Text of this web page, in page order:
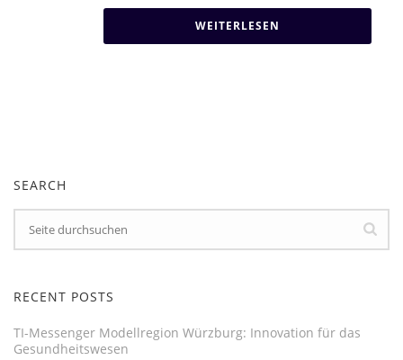
WEITERLESEN
SEARCH
RECENT POSTS
TI-Messenger Modellregion Würzburg: Innovation für das
Gesundheitswesen